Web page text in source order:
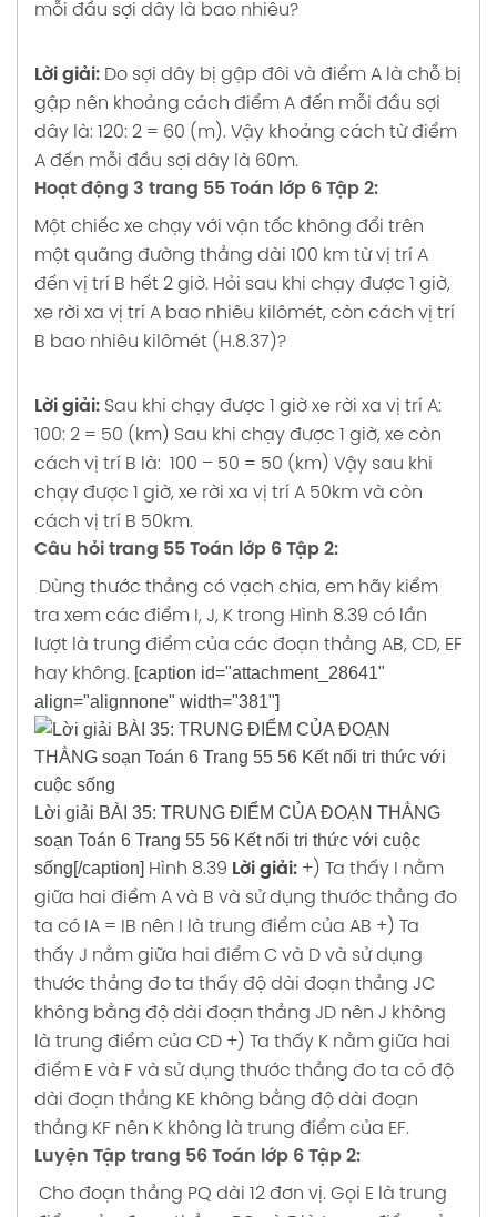
mỗi đầu sợi dây là bao nhiêu?
Lời giải: Do sợi dây bị gập đôi và điểm A là chỗ bị
gập nên khoảng cách điểm A đến mỗi đầu sợi
dây là: 120: 2 = 60 (m). Vậy khoảng cách từ điểm
A đến mỗi đầu sợi dây là 60m.
Hoạt động 3 trang 55 Toán lớp 6 Tập 2:
Một chiếc xe chạy với vận tốc không đổi trên
một quãng đường thẳng dài 100 km từ vị trí A
đến vị trí B hết 2 giờ. Hỏi sau khi chạy được 1 giờ,
xe rời xa vị trí A bao nhiêu kilômét, còn cách vị trí
B bao nhiêu kilômét (H.8.37)?
Lời giải: Sau khi chạy được 1 giờ xe rời xa vị trí A:
100: 2 = 50 (km) Sau khi chạy được 1 giờ, xe còn
cách vị trí B là: 100 – 50 = 50 (km) Vậy sau khi
chạy được 1 giờ, xe rời xa vị trí A 50km và còn
cách vị trí B 50km.
Câu hỏi trang 55 Toán lớp 6 Tập 2:
Dùng thước thẳng có vạch chia, em hãy kiểm
tra xem các điểm I, J, K trong Hình 8.39 có lần
lượt là trung điểm của các đoạn thẳng AB, CD, EF
hay không. [caption id="attachment_28641"
align="alignnone" width="381"]
Lời giải BÀI 35: TRUNG ĐIỂM CỦA ĐOẠN THẲNG
soạn Toán 6 Trang 55 56 Kết nối tri thức với cuộc
sống[/caption] Hình 8.39 Lời giải: +) Ta thấy I nằm
giữa hai điểm A và B và sử dụng thước thẳng đo
ta có IA = IB nên I là trung điểm của AB +) Ta
thấy J nằm giữa hai điểm C và D và sử dụng
thước thẳng đo ta thấy độ dài đoạn thẳng JC
không bằng độ dài đoạn thẳng JD nên J không
là trung điểm của CD +) Ta thấy K nằm giữa hai
điểm E và F và sử dụng thước thẳng đo ta có độ
dài đoạn thẳng KE không bằng độ dài đoạn
thẳng KF nên K không là trung điểm của EF.
Luyện Tập trang 56 Toán lớp 6 Tập 2:
Cho đoạn thẳng PQ dài 12 đơn vị. Gọi E là trung